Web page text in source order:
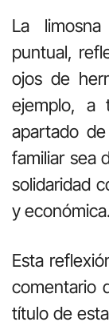
La
puntual,
ojos de
ejemplo, a
apartado
familiar sea
solidaridad
y económica.
Esta
comentario
título de